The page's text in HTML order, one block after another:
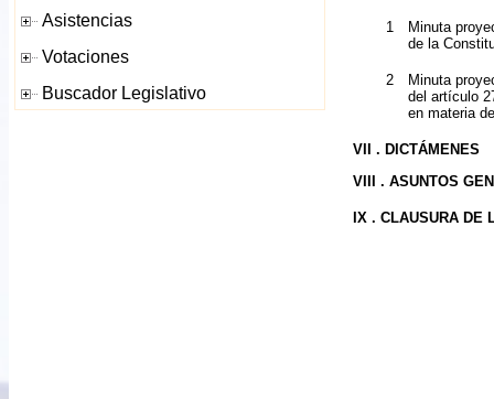
1
Minuta
de la
2
Minuta
del artículo
en materia
VII . DICTÁMENES
VIII . ASUNTOS
IX . CLAUSURA DE